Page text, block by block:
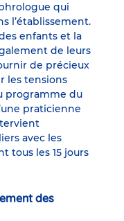
qui
l’établissement.
enfants et la
de leurs
de précieux
les tensions
programme du
praticienne
avec les
tous les 15 jours
des